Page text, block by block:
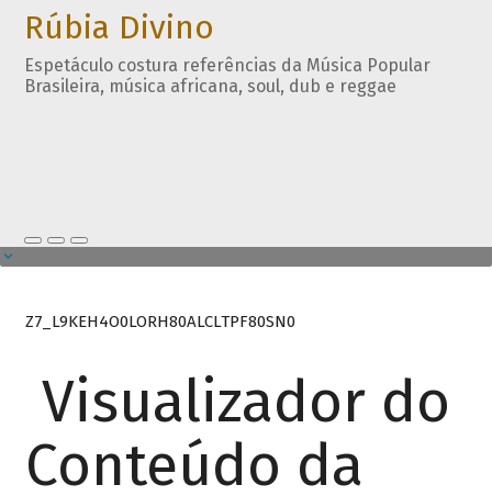
Rúbia Divino
Espetáculo costura referências da Música Popular
Brasileira, música africana, soul, dub e reggae
Z7_L9KEH4O0LORH80ALCLTPF80SN0
Visualizador do
Conteúdo da